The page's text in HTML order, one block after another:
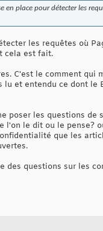
place pour détecter les
les requêtes où
cela est fait.
C'est le comment qui
et entendu ce dont
poser les questions
le dit ou le pense?
que les
des questions sur les